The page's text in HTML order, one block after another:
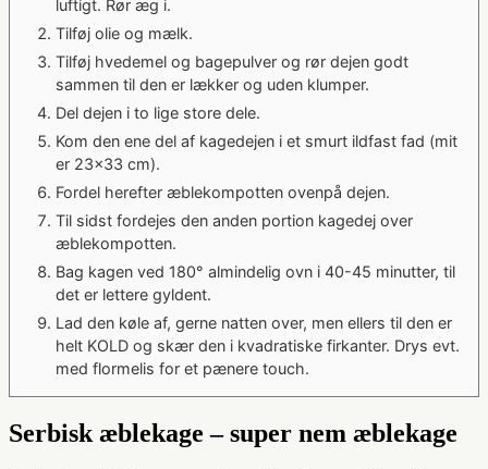
luftigt. Rør æg i.
Tilføj olie og mælk.
Tilføj hvedemel og bagepulver og rør dejen godt
sammen til den er lækker og uden klumper.
Del dejen i to lige store dele.
Kom den ene del af kagedejen i et smurt ildfast fad (mit
er 23×33 cm).
Fordel herefter æblekompotten ovenpå dejen.
Til sidst fordejes den anden portion kagedej over
æblekompotten.
Bag kagen ved 180° almindelig ovn i 40-45 minutter, til
det er lettere gyldent.
Lad den køle af, gerne natten over, men ellers til den er
helt KOLD og skær den i kvadratiske firkanter. Drys evt.
med flormelis for et pænere touch.
Serbisk æblekage – super nem æblekage